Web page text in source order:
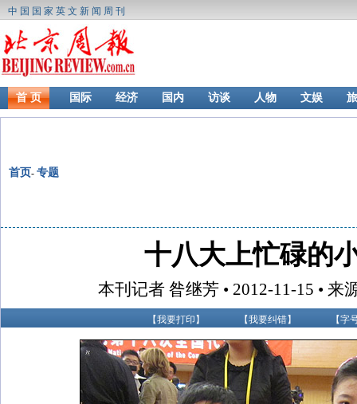
中国国家英文新闻周刊
首 页 国际 经济 国内 访谈 人物 文娱
首页- 专题
十八大上忙碌的
本刊记者 昝继芳 • 2012-11-15 • 来
【我要打印 】 【我要纠错】 【字